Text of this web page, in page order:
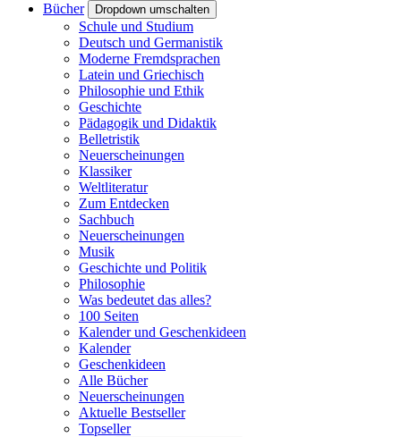
Bücher
Dropdown umschalten
Schule und Studium
Deutsch und Germanistik
Moderne Fremdsprachen
Latein und Griechisch
Philosophie und Ethik
Geschichte
Pädagogik und Didaktik
Belletristik
Neuerscheinungen
Klassiker
Weltliteratur
Zum Entdecken
Sachbuch
Neuerscheinungen
Musik
Geschichte und Politik
Philosophie
Was bedeutet das alles?
100 Seiten
Kalender und Geschenkideen
Kalender
Geschenkideen
Alle Bücher
Neuerscheinungen
Aktuelle Bestseller
Topseller